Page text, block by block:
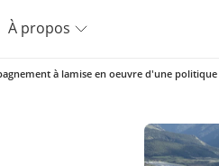
À propos
à lamise en oeuvre d'une